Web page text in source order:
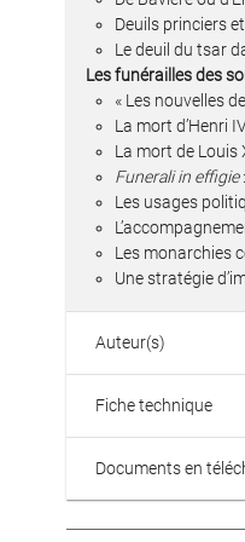
Deuils princiers
Le deuil du tsar
Les funérailles des
« Les nouvelles
La mort d’Henri
La mort de Louis
Funerali in effigie
Les usages
Les monarchies
Une stratégie
Auteur(s)
Fiche technique
Documents en